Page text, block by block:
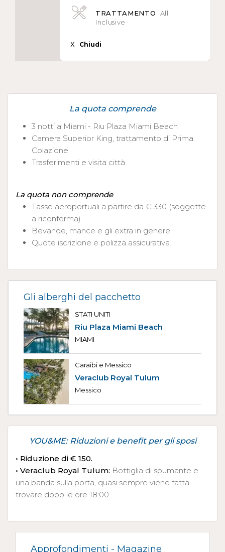
TRATTAMENTO
All
Inclusive
X Chiudi
La quota comprende
3 notti a Miami - Riu Plaza Miami Beach
Camera Superior King, trattamento di Prima
Colazione
Trasferimenti e visita città
La quota non comprende
Tasse aeroportuali a partire da € 330 (soggette
a riconferma).
Bevande, mance e gli extra in genere.
Quote iscrizione e polizza assicurativa.
Gli alberghi del pacchetto
STATI UNITI
Riu Plaza Miami Beach
MIAMI
Caraibi e Messico
Veraclub Royal Tulum
Messico
YOU&ME: Riduzioni e benefit per gli sposi
• Riduzione di € 150.
• Veraclub Royal Tulum: Bottiglia di spumante e
una banda sulla porta, quasi sempre viene fatta
trovare dopo le ore 18:00.
Approfondimenti - Magazine